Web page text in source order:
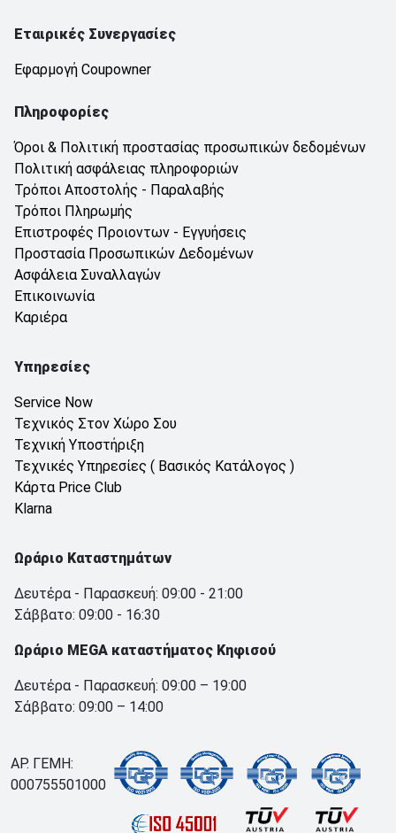
Εταιρικές Συνεργασίες
Εφαρμογή Coupowner
Πληροφορίες
Όροι & Πολιτική προστασίας προσωπικών δεδομένων
Πολιτική ασφάλειας πληροφοριών
Τρόποι Αποστολής - Παραλαβής
Τρόποι Πληρωμής
Επιστροφές Προιοντων - Εγγυήσεις
Προστασία Προσωπικών Δεδομένων
Ασφάλεια Συναλλαγών
Επικοινωνία
Καριέρα
Υπηρεσίες
Service Now
Τεχνικός Στον Χώρο Σου
Τεχνική Υποστήριξη
Τεχνικές Υπηρεσίες ( Βασικός Κατάλογος )
Κάρτα Price Club
Klarna
Ωράριο Καταστημάτων
Δευτέρα - Παρασκευή: 09:00 - 21:00
Σάββατο: 09:00 - 16:30
Ωράριο MEGA καταστήματος Κηφισού
Δευτέρα - Παρασκευή: 09:00 – 19:00
Σάββατο: 09:00 – 14:00
ΑΡ. ΓΕΜΗ:
000755501000